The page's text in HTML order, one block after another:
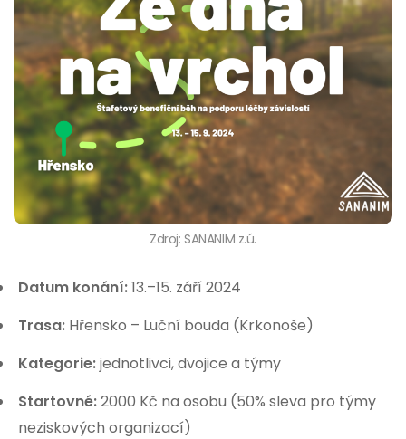
Zdroj: SANANIM z.ú.
Datum konání:13.–15. září 2024
Trasa: Hřensko – Luční bouda (Krkonoše)
Kategorie:jednotlivci, dvojice a týmy
Startovné:2000 Kč na osobu (50% sleva pro týmy
neziskových organizací)